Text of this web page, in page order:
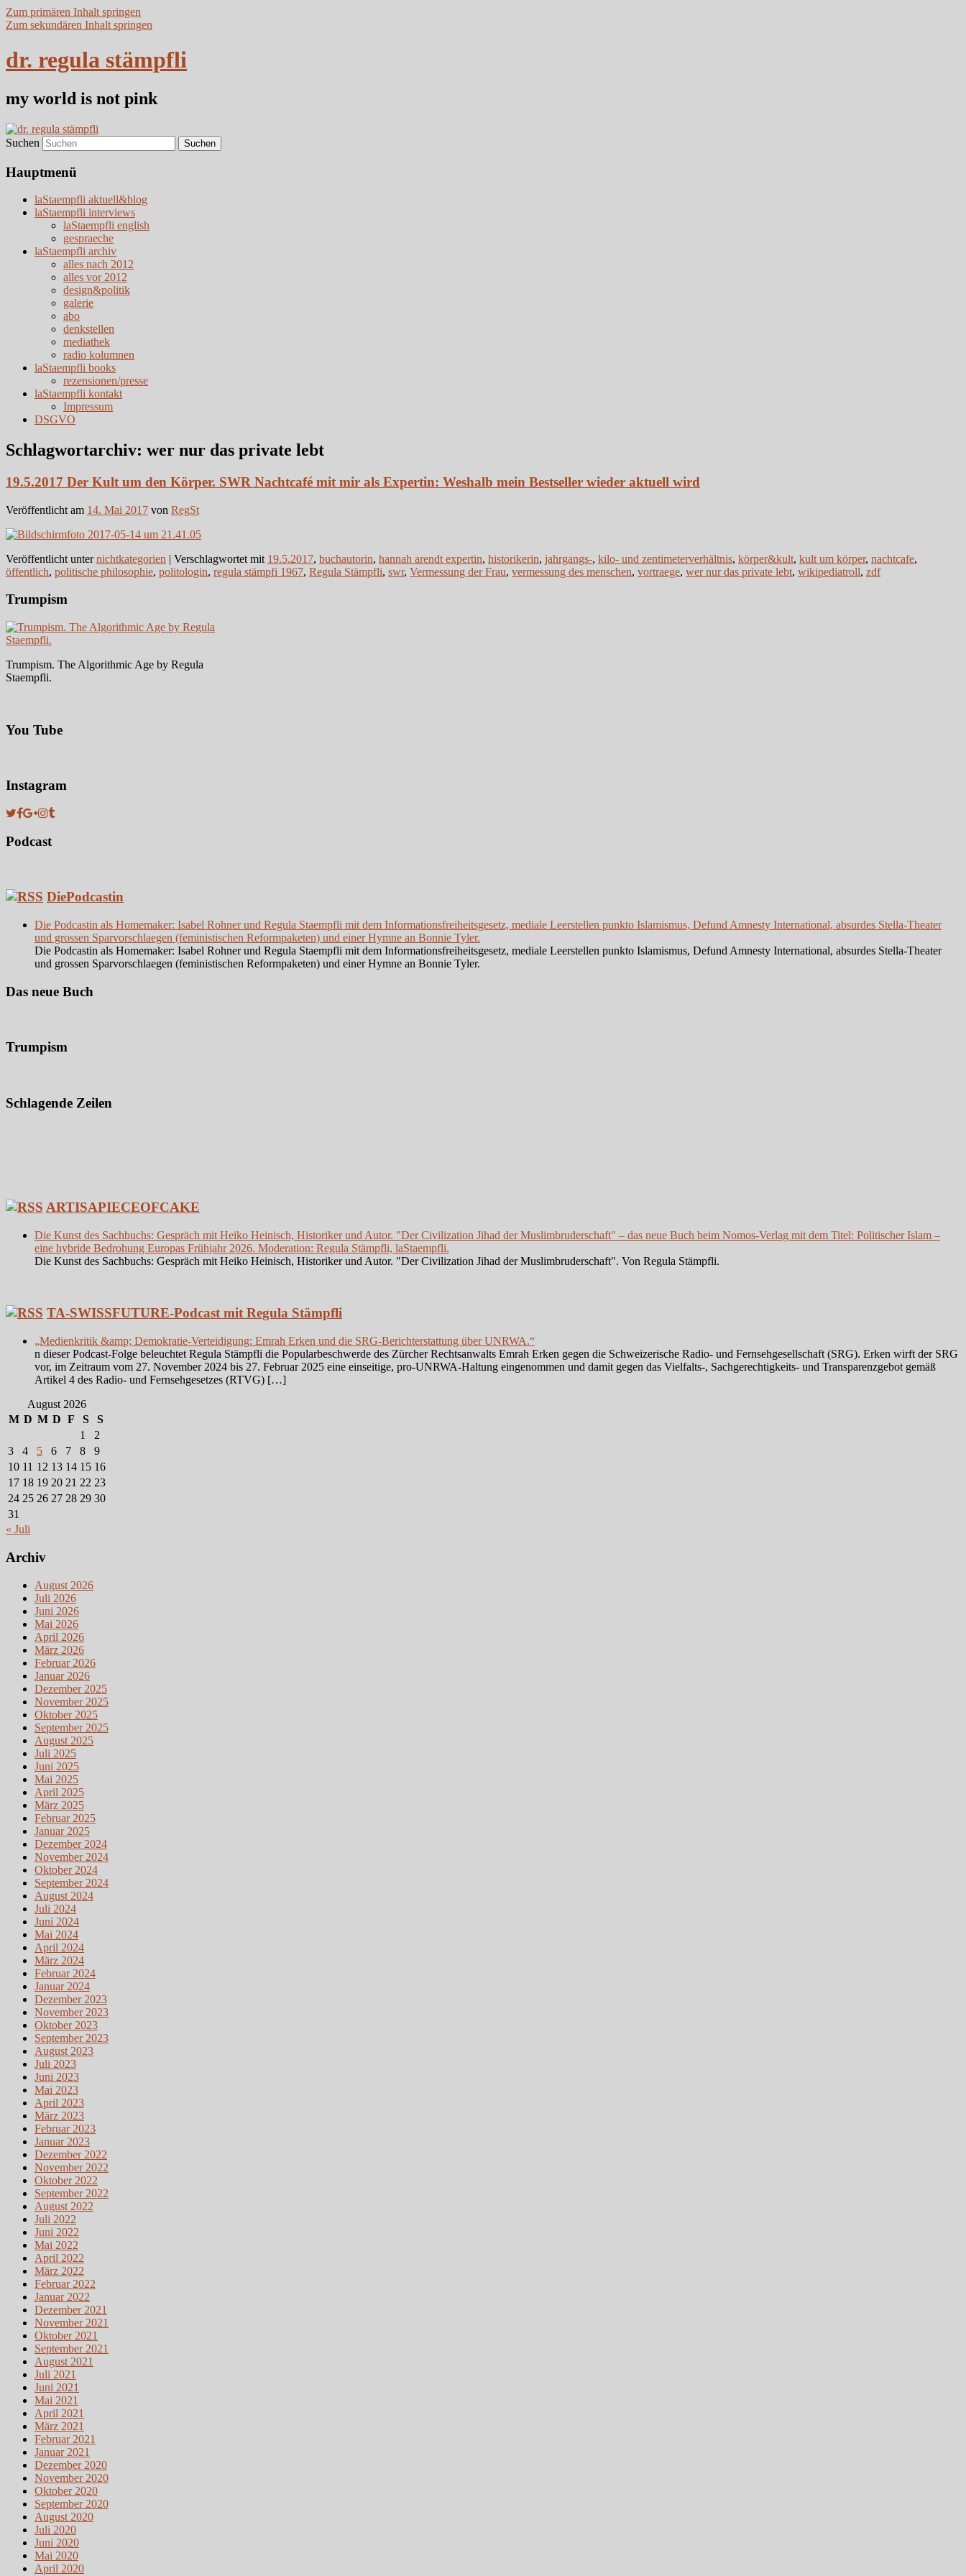
Zum primären Inhalt springen
Zum sekundären Inhalt springen
dr. regula stämpfli
my world is not pink
Suchen
Hauptmenü
laStaempfli aktuell&blog
laStaempfli interviews
laStaempfli english
gespraeche
laStaempfli archiv
alles nach 2012
alles vor 2012
design&politik
galerie
abo
denkstellen
mediathek
radio kolumnen
laStaempfli books
rezensionen/presse
laStaempfli kontakt
Impressum
DSGVO
Schlagwortarchiv: wer nur das private lebt
19.5.2017 Der Kult um den Körper. SWR Nachtcafé mit mir als Expertin: Weshalb mein Bestseller wieder aktuell wird
Veröffentlicht am 14. Mai 2017 von RegSt
Veröffentlicht unter nichtkategorien | Verschlagwortet mit 19.5.2017, buchautorin, hannah arendt expertin, historikerin, jahrgangs-, kilo- und zentimeterverhältnis, körper&kult, kult um körper, nachtcafe,
öffentlich, politische philosophie, politologin, regula stämpfi 1967, Regula Stämpfli, swr, Vermessung der Frau, vermessung des menschen, vortraege, wer nur das private lebt, wikipediatroll, zdf
Trumpism
Trumpism. The Algorithmic Age by Regula
Staempfli.
You Tube
Instagram
Podcast
DiePodcastin
Die Podcastin als Homemaker: Isabel Rohner und Regula Staempfli mit dem Informationsfreiheitsgesetz, mediale Leerstellen punkto Islamismus, Defund Amnesty International, absurdes Stella-Theater
und grossen Sparvorschlaegen (feministischen Reformpaketen) und einer Hymne an Bonnie Tyler.
Die Podcastin als Homemaker: Isabel Rohner und Regula Staempfli mit dem Informationsfreiheitsgesetz, mediale Leerstellen punkto Islamismus, Defund Amnesty International, absurdes Stella-Theater
und grossen Sparvorschlaegen (feministischen Reformpaketen) und einer Hymne an Bonnie Tyler.
Das neue Buch
Trumpism
Schlagende Zeilen
ARTISAPIECEOFCAKE
Die Kunst des Sachbuchs: Gespräch mit Heiko Heinisch, Historiker und Autor. "Der Civilization Jihad der Muslimbruderschaft" – das neue Buch beim Nomos-Verlag mit dem Titel: Politischer Islam –
eine hybride Bedrohung Europas Frühjahr 2026. Moderation: Regula Stämpfli, laStaempfli.
Die Kunst des Sachbuchs: Gespräch mit Heiko Heinisch, Historiker und Autor. "Der Civilization Jihad der Muslimbruderschaft". Von Regula Stämpfli.
TA-SWISSFUTURE-Podcast mit Regula Stämpfli
„Medienkritik &amp; Demokratie-Verteidigung: Emrah Erken und die SRG-Berichterstattung über UNRWA.“
n dieser Podcast-Folge beleuchtet Regula Stämpfli die Popularbeschwerde des Zürcher Rechtsanwalts Emrah Erken gegen die Schweizerische Radio- und Fernsehgesellschaft (SRG). Erken wirft der SRG
vor, im Zeitraum vom 27. November 2024 bis 27. Februar 2025 eine einseitige, pro-UNRWA-Haltung eingenommen und damit gegen das Vielfalts-, Sachgerechtigkeits- und Transparenzgebot gemäß
Artikel 4 des Radio- und Fernsehgesetzes (RTVG) […]
August 2026
M D M D F S
S
1
2
3
4 5 6 7 8
9
10 11 12 13 14 15 16
17 18 19 20 21 22 23
24 25 26 27 28 29 30
31
« Juli
Archiv
August 2026
Juli 2026
Juni 2026
Mai 2026
April 2026
März 2026
Februar 2026
Januar 2026
Dezember 2025
November 2025
Oktober 2025
September 2025
August 2025
Juli 2025
Juni 2025
Mai 2025
April 2025
März 2025
Februar 2025
Januar 2025
Dezember 2024
November 2024
Oktober 2024
September 2024
August 2024
Juli 2024
Juni 2024
Mai 2024
April 2024
März 2024
Februar 2024
Januar 2024
Dezember 2023
November 2023
Oktober 2023
September 2023
August 2023
Juli 2023
Juni 2023
Mai 2023
April 2023
März 2023
Februar 2023
Januar 2023
Dezember 2022
November 2022
Oktober 2022
September 2022
August 2022
Juli 2022
Juni 2022
Mai 2022
April 2022
März 2022
Februar 2022
Januar 2022
Dezember 2021
November 2021
Oktober 2021
September 2021
August 2021
Juli 2021
Juni 2021
Mai 2021
April 2021
März 2021
Februar 2021
Januar 2021
Dezember 2020
November 2020
Oktober 2020
September 2020
August 2020
Juli 2020
Juni 2020
Mai 2020
April 2020